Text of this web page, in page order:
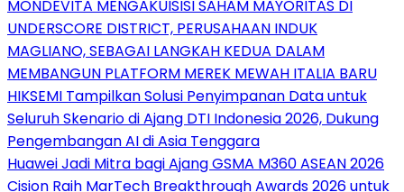
MONDEVITA MENGAKUISISI SAHAM MAYORITAS DI
UNDERSCORE DISTRICT, PERUSAHAAN INDUK
MAGLIANO, SEBAGAI LANGKAH KEDUA DALAM
MEMBANGUN PLATFORM MEREK MEWAH ITALIA BARU
HIKSEMI Tampilkan Solusi Penyimpanan Data untuk
Seluruh Skenario di Ajang DTI Indonesia 2026, Dukung
Pengembangan AI di Asia Tenggara
Huawei Jadi Mitra bagi Ajang GSMA M360 ASEAN 2026
Cision Raih MarTech Breakthrough Awards 2026 untuk